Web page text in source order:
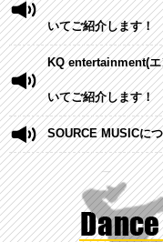
いてご紹介します！
KQ entertainment(エ
いてご紹介します！
SOURCE MUSICに